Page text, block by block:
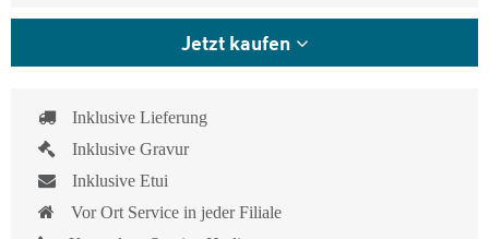
Jetzt kaufen
Inklusive Lieferung
Inklusive Gravur
Inklusive Etui
Vor Ort Service in jeder Filiale